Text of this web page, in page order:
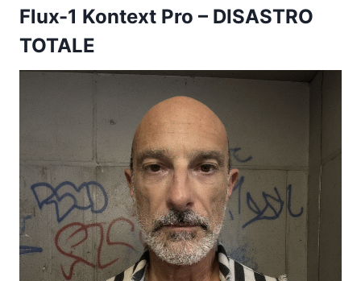
Flux-1 Kontext Pro – DISASTRO
TOTALE​